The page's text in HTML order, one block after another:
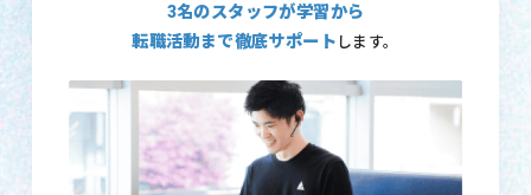
3名のスタッフが学習から
転職活動まで徹底サポート します。